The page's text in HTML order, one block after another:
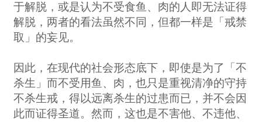
于解脱，或是认为不受食鱼、肉的人即无法证得
解脱，两者的看法虽然不同，但都一样是「戒禁
取」的妄见。
因此，在现代的社会形态底下，即使是为了「不
杀生」而不受用鱼、肉，也只是重视清净的守持
不杀生戒，得以远离杀生的过患而已，并不会因
此而证得圣道。然而，这也是不害他、不违他、